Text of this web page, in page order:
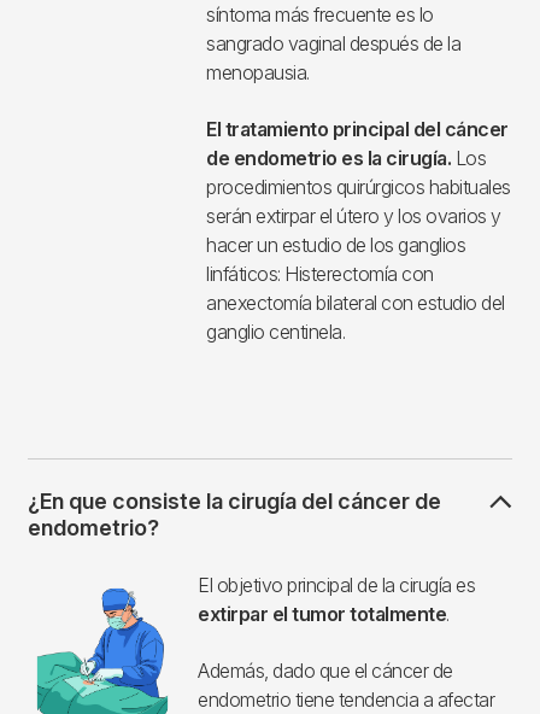
síntoma más frecuente es lo
sangrado vaginal después de la
menopausia.
El tratamiento principal del cáncer
de endometrio es la cirugía. Los
procedimientos quirúrgicos habituales
serán extirpar el útero y los ovarios y
hacer un estudio de los ganglios
linfáticos: Histerectomía con
anexectomía bilateral con estudio del
ganglio centinela.
¿En que consiste la cirugía del cáncer de
endometrio?
El objetivo principal de la cirugía es
extirpar el tumor totalmente.
Además, dado que el cáncer de
endometrio tiene tendencia a afectar